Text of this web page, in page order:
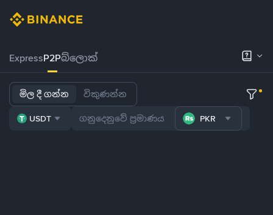
ExpressP2Pබ්ලොක්
මිල දී ගන්න විකුණන්න
USDT PKR